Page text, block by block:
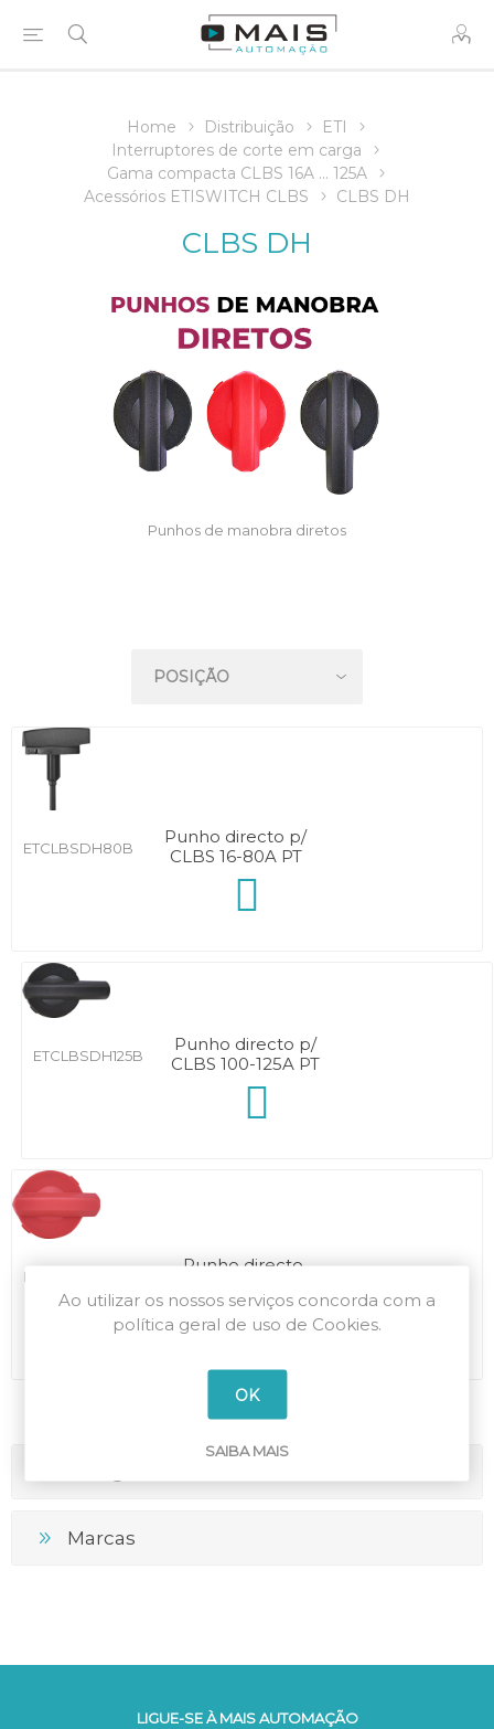
Home Distribuição
ETI
Interruptores de corte em carga
Gama compacta CLBS 16A ... 125A
Acessórios ETISWITCH CLBS
CLBS DH
CLBS DH
Punhos de manobra diretos
ETCLBSDH80B
Punho directo p/
CLBS 16-80A PT
ETCLBSDH125B
Punho directo p/
CLBS 100-125A PT
ETCLBSDH80YR
Punho directo
Marcas
LIGUE-SE À MAIS AUTOMAÇÃO
Ao utilizar os nossos serviços concorda com a
política geral de uso de Cookies.
OK
SAIBA MAIS